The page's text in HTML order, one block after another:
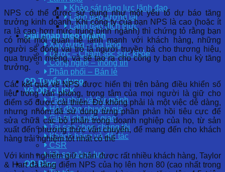
Khảo sát năng lực lãnh đạo
Lãnh đạo tương lai
Lãnh đạo đích thực
Giải pháp theo ngành
Xây dựng – Hạ tầng
Dược – Chăm sóc sức khỏe
Công nghệ – thông tin
Phân phối – Bán lẻ
OD Tuyển dụng
Về OD CLICK
Tầm nhìn và Sứ mệnh
Hội đồng chuyên gia
Giá trị chuyển giao
Tại sao chọn chúng tôi
Khách hàng và đối tác
CSR
Hồ sơ năng lực
OD Blog
NPS có thể được sử dụng như một yếu tố dự báo tăng
trưởng kinh doanh. Khi công ty của bạn NPS là cao (hoặc ít
ra là cao hơn mức trung bình ngành) thì chứng tỏ rằng bạn
có một mối quan hệ lành mạnh với khách hàng, những
người sẽ đóng vai trò là người truyền bá cho thương hiệu,
qua truyền miệng, và sẽ tạo ra cho công ty bạn chu kỳ tăng
trưởng.
Các kết quả về NPS được hiển thị trên bảng điều khiển số
liệu trong văn phòng, trọng tâm của mọi người là giữ cho
điểm số được cải thiện. Đó không phải là một việc dễ dàng,
nhưng nhóm đã sử dụng từng phần phản hồi tiêu cực để
sửa chữa các bộ phận trong doanh nghiệp của họ, từ sản
xuất đến phương thức vận chuyển, để mang đến cho khách
hàng trải nghiệm tốt nhất có thể
Với kinh nghiệm giữ chân được rất nhiều khách hàng, Taylor
& Hart đã tăng điểm NPS của họ lên hơn 80 (cao nhất trong